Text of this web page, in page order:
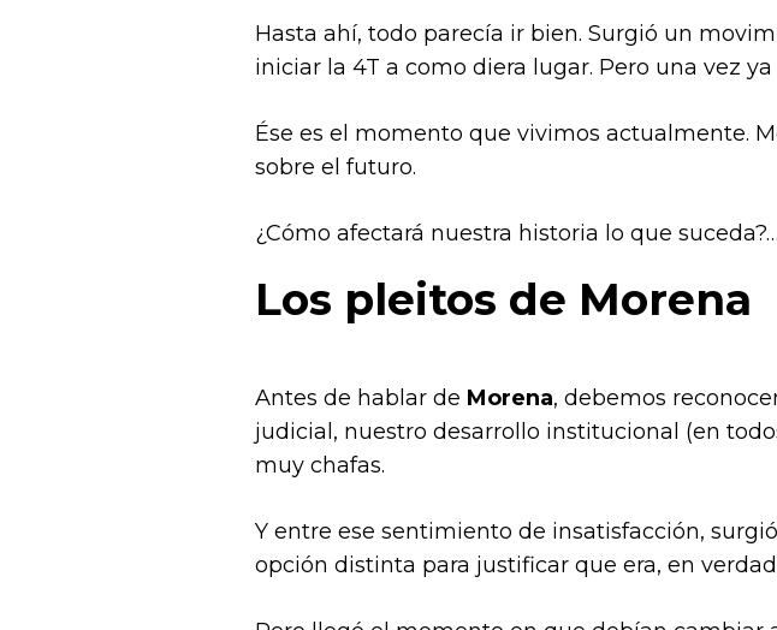
Hasta ahí, todo parecía ir bien. Surgió un
iniciar la 4T a como diera lugar. Pero una vez
Ése es el momento que vivimos actualmente.
sobre el futuro.
¿Cómo afectará nuestra historia lo que
Los pleitos de Morena
Antes de hablar de Morena, debemos
judicial, nuestro desarrollo institucional (en
muy chafas.
Y entre ese sentimiento de insatisfacción, surgió
opción distinta para justificar que era, en